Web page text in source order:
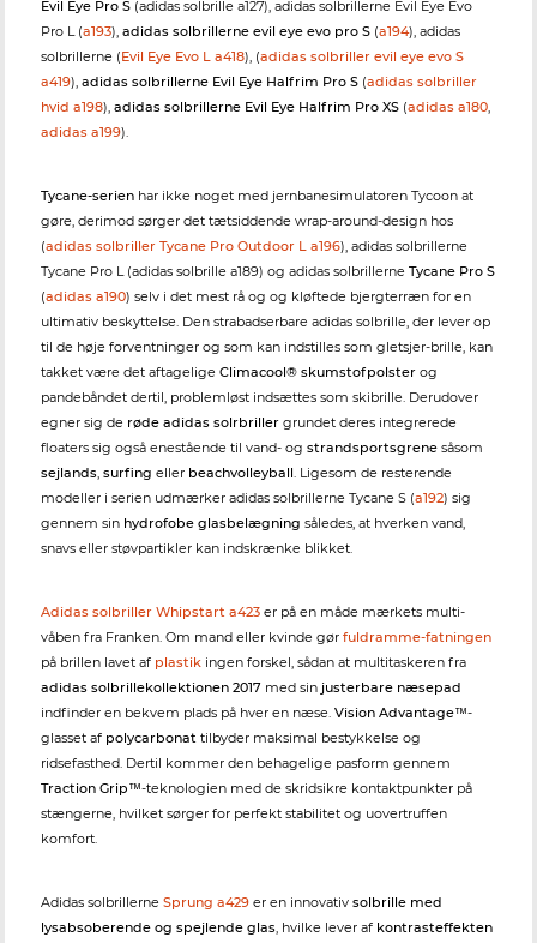
Evil Eye Pro S (adidas solbrille a127), adidas solbrillerne Evil Eye Evo
Pro L (a193), adidas solbrillerne evil eye evo pro S (a194), adidas
solbrillerne (Evil Eye Evo L a418), (adidas solbriller evil eye evo S
a419), adidas solbrillerne Evil Eye Halfrim Pro S (adidas solbriller
hvid a198), adidas solbrillerne Evil Eye Halfrim Pro XS (adidas a180,
adidas a199).
Tycane-serien har ikke noget med jernbanesimulatoren Tycoon at
gøre, derimod sørger det tætsiddende wrap-around-design hos
(adidas solbriller Tycane Pro Outdoor L a196), adidas solbrillerne
Tycane Pro L (adidas solbrille a189) og adidas solbrillerne Tycane Pro S
(adidas a190) selv i det mest rå og og kløftede bjergterræn for en
ultimativ beskyttelse. Den strabadserbare adidas solbrille, der lever op
til de høje forventninger og som kan indstilles som gletsjer-brille, kan
takket være det aftagelige Climacool® skumstofpolster og
pandebåndet dertil, problemløst indsættes som skibrille. Derudover
egner sig de røde adidas solrbriller grundet deres integrerede
floaters sig også enestående til vand- og strandsportsgrene såsom
sejlands, surfing eller beachvolleyball. Ligesom de resterende
modeller i serien udmærker adidas solbrillerne Tycane S (a192) sig
gennem sin hydrofobe glasbelægning således, at hverken vand,
snavs eller støvpartikler kan indskrænke blikket.
Adidas solbriller Whipstart a423 er på en måde mærkets multi-
våben fra Franken. Om mand eller kvinde gør fuldramme-fatningen
på brillen lavet af plastik ingen forskel, sådan at multitaskeren fra
adidas solbrillekollektionen 2017 med sin justerbare næsepad
indfinder en bekvem plads på hver en næse. Vision Advantage™-
glasset af polycarbonat tilbyder maksimal bestykkelse og
ridsefasthed. Dertil kommer den behagelige pasform gennem
Traction Grip™-teknologien med de skridsikre kontaktpunkter på
stængerne, hvilket sørger for perfekt stabilitet og uovertruffen
komfort.
Adidas solbrillerne Sprung a429 er en innovativ solbrille med
lysabsoberende og spejlende glas, hvilke lever af kontrasteffekten